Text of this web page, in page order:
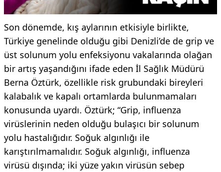
Son dönemde, kış aylarının etkisiyle birlikte,
Türkiye genelinde olduğu gibi Denizli’de de grip ve
üst solunum yolu enfeksiyonu vakalarında olağan
bir artış yaşandığını ifade eden İl Sağlık Müdürü
Berna Öztürk, özellikle risk grubundaki bireyleri
kalabalık ve kapalı ortamlarda bulunmamaları
konusunda uyardı. Öztürk; “Grip, influenza
virüslerinin neden olduğu bulaşıcı bir solunum
yolu hastalığıdır. Soğuk algınlığı ile
karıştırılmamalıdır. Soğuk algınlığı, influenza
virüsü dışında; iki yüze yakın virüsün sebep